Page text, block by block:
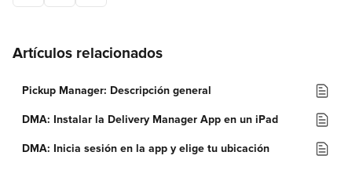
Artículos relacionados
Pickup Manager: Descripción general
DMA: Instalar la Delivery Manager App en un iPad
DMA: Inicia sesión en la app y elige tu ubicación